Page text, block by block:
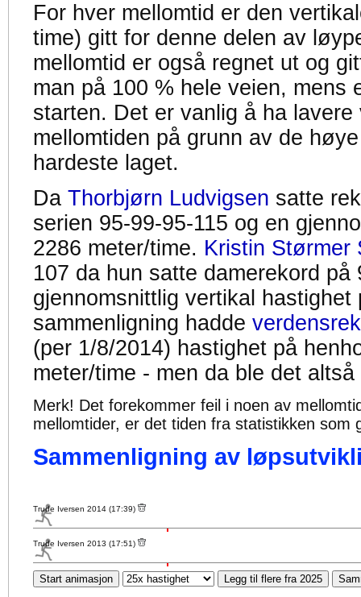
For hver mellomtid er den
time) gitt for denne delen av
mellomtid er også regnet ut og
man på 100 % hele veien, mens
starten. Det er vanlig å ha
mellomtiden på grunn av de
hardeste laget.
Da Thorbjørn Ludvigsen satte
serien 95-99-95-115 og en
2286 meter/time. Kristin Størmer
107 da hun satte damerekord på
gjennomsnittlig vertikal hastighet
sammenligning hadde
(per 1/8/2014) hastighet på
meter/time - men da ble det
Merk! Det forekommer feil i noen av
mellomtider, er det tiden fra statistikken som
Sammenligning av
Trude Iversen 2014 (17:39)
Trude Iversen 2013 (17:51)
Start animasjon Legg til flere fra 2025